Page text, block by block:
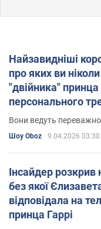
Найзавидніші
про яких ви
"двійника" принца
персонального
Вони ведуть
Шоу Oboz 9.04.2026 03:30
Інсайдер розкрив
без якої
відповідала на
принца Гаррі